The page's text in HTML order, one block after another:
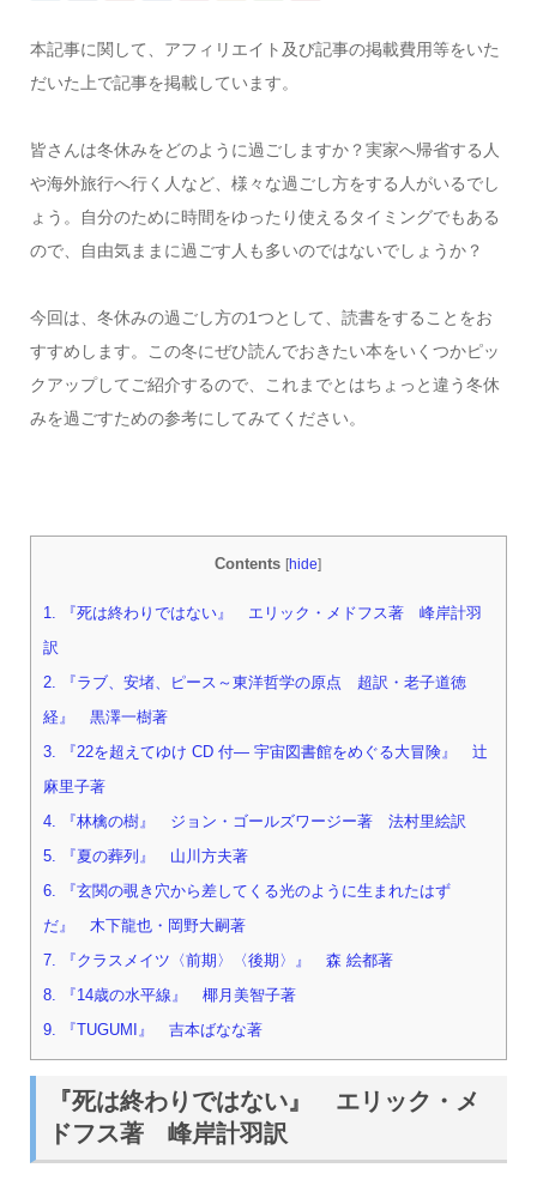
本記事に関して、アフィリエイト及び記事の掲載費用等をいた
だいた上で記事を掲載しています。
皆さんは冬休みをどのように過ごしますか？実家へ帰省する人
や海外旅行へ行く人など、様々な過ごし方をする人がいるでし
ょう。自分のために時間をゆったり使えるタイミングでもある
ので、自由気ままに過ごす人も多いのではないでしょうか？
今回は、冬休みの過ごし方の1つとして、読書をすることをお
すすめします。この冬にぜひ読んでおきたい本をいくつかピッ
クアップしてご紹介するので、これまでとはちょっと違う冬休
みを過ごすための参考にしてみてください。
Contents [hide]
1. 『死は終わりではない』 エリック・メドフス著 峰岸計羽
訳
2. 『ラブ、安堵、ピース～東洋哲学の原点 超訳・老子道徳
経』 黒澤一樹著
3. 『22を超えてゆけ CD 付― 宇宙図書館をめぐる大冒険』 辻
麻里子著
4. 『林檎の樹』 ジョン・ゴールズワージー著 法村里絵訳
5. 『夏の葬列』 山川方夫著
6. 『玄関の覗き穴から差してくる光のように生まれたはず
だ』 木下龍也・岡野大嗣著
7. 『クラスメイツ〈前期〉〈後期〉』 森 絵都著
8. 『14歳の水平線』 椰月美智子著
9. 『TUGUMI』 吉本ばなな著
『死は終わりではない』 エリック・メ
ドフス著 峰岸計羽訳